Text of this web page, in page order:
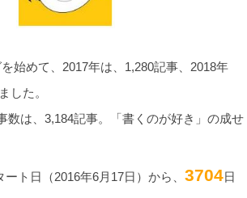
始めて、2017年は、1,280記事、2018年
した。
数は、3,184記事。「書くのが好き」の成せ
ト日（2016年6月17日）から、 3704日